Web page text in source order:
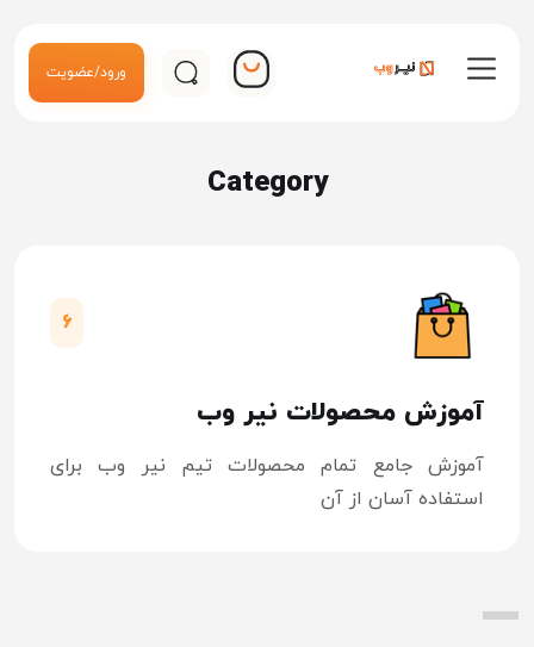
ورود/عضویت
Category
6
آموزش محصولات نیر وب
آموزش جامع تمام محصولات تیم نیر وب برای
استفاده آسان از آن